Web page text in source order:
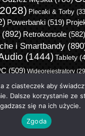
Plecaki & Torby
Powerbanki(519)
Retrokonsole(582)
i Smartbandy
(1444)Tablety
(509) Wideorejestratory
(482)Zdrowie i
z których wrzucamy
otrzymać prowizję za
Dzięki temu
z ciasteczek aby
Dalsze korzystanie ze
się na ich użycie.
Zgoda